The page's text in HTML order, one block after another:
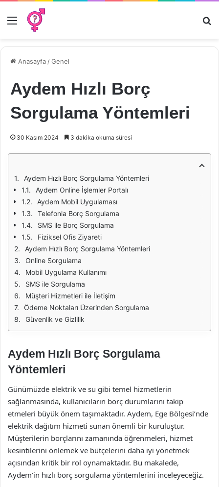
Menü
Anasayfa /Genel
Aydem Hızlı Borç
Sorgulama Yöntemleri
30 Kasım 2024 3 dakika okuma süresi
Aydem Hızlı Borç Sorgulama Yöntemleri
Aydem Online İşlemler Portalı
Aydem Mobil Uygulaması
Telefonla Borç Sorgulama
SMS ile Borç Sorgulama
Fiziksel Ofis Ziyareti
Aydem Hızlı Borç Sorgulama Yöntemleri
Online Sorgulama
Mobil Uygulama Kullanımı
SMS ile Sorgulama
Müşteri Hizmetleri ile İletişim
Ödeme Noktaları Üzerinden Sorgulama
Güvenlik ve Gizlilik
Aydem Hızlı Borç Sorgulama
Yöntemleri
Günümüzde elektrik ve su gibi temel hizmetlerin
sağlanmasında, kullanıcıların borç durumlarını takip
etmeleri büyük önem taşımaktadır. Aydem, Ege Bölgesi’nde
elektrik dağıtım hizmeti sunan önemli bir kuruluştur.
Müşterilerin borçlarını zamanında öğrenmeleri, hizmet
kesintilerini önlemek ve bütçelerini daha iyi yönetmek
açısından kritik bir rol oynamaktadır. Bu makalede,
Aydem’in hızlı borç sorgulama yöntemlerini inceleyeceğiz.